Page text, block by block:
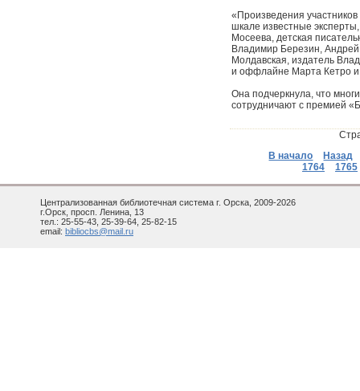
«Произведения
шкале известные
Мосеева, детская
Владимир Березин,
Молдавская, издатель
и оффлайне Марта Кетро и
Она подчеркнула, что
сотрудничают с премией
В начало
Назад
1764
1765
Централизованная библиотечная система г. Орска, 2009-2026
г.Орск, просп. Ленина, 13
тел.: 25-55-43, 25-39-64, 25-82-15
email: bibliocbs@mail.ru